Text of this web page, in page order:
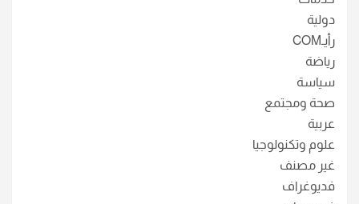
دولية
رأيـCOM
رياضة
سياسة
صحة ومجتمع
عربية
علوم وتكنولوجيا
غير مصنف
فديوغراف